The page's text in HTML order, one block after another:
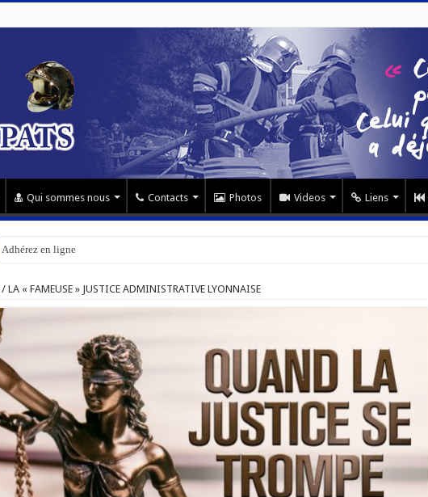
Qui sommes nous Contacts Photos Videos Liens
Adhérez en ligne
/ LA « FAMEUSE » JUSTICE ADMINISTRATIVE LYONNAISE